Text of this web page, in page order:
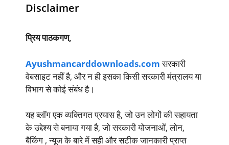
Disclaimer
प्रिय पाठकगण,
Ayushmancarddownloads.comसरकारी
वेबसाइट नहीं है, और न ही इसका किसी सरकारी मंत्रालय या
विभाग से कोई संबंध है।
यह ब्लॉग एक व्यक्तिगत प्रयास है, जो उन लोगों की सहायता
के उद्देश्य से बनाया गया है, जो सरकारी योजनाओं, लोन,
बैकिंग , न्यूज के बारे में सही और सटीक जानकारी प्राप्त